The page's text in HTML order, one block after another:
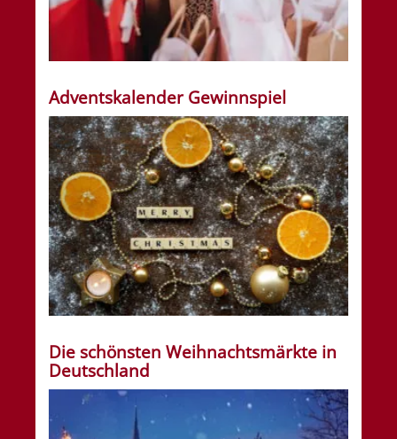
Adventskalender Gewinnspiel
Die schönsten Weihnachtsmärkte in
Deutschland